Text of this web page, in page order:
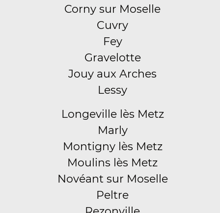
Corny sur Moselle
Cuvry
Fey
Gravelotte
Jouy aux Arches
Lessy
Longeville lès Metz
Marly
Montigny lès Metz
Moulins lès Metz
Novéant sur Moselle
Peltre